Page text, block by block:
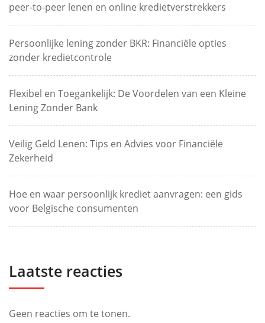
peer-to-peer lenen en online kredietverstrekkers
Persoonlijke lening zonder BKR: Financiële opties
zonder kredietcontrole
Flexibel en Toegankelijk: De Voordelen van een Kleine
Lening Zonder Bank
Veilig Geld Lenen: Tips en Advies voor Financiële
Zekerheid
Hoe en waar persoonlijk krediet aanvragen: een gids
voor Belgische consumenten
Laatste reacties
Geen reacties om te tonen.